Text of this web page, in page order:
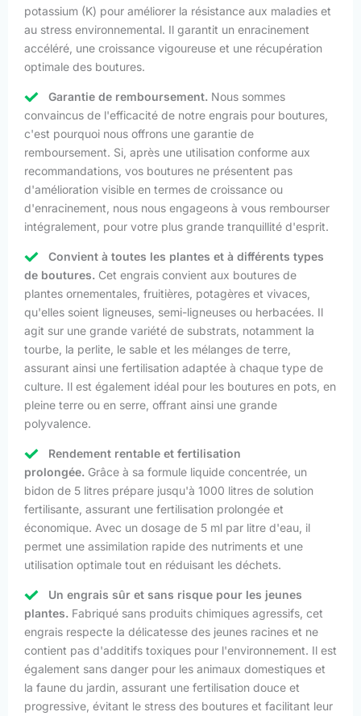
potassium (K) pour améliorer la résistance aux maladies et
au stress environnemental. Il garantit un enracinement
accéléré, une croissance vigoureuse et une récupération
optimale des boutures.
Garantie de remboursement. Nous sommes
convaincus de l'efficacité de notre engrais pour boutures,
c'est pourquoi nous offrons une garantie de
remboursement. Si, après une utilisation conforme aux
recommandations, vos boutures ne présentent pas
d'amélioration visible en termes de croissance ou
d'enracinement, nous nous engageons à vous rembourser
intégralement, pour votre plus grande tranquillité d'esprit.
Convient à toutes les plantes et à différents types
de boutures. Cet engrais convient aux boutures de
plantes ornementales, fruitières, potagères et vivaces,
qu'elles soient ligneuses, semi-ligneuses ou herbacées. Il
agit sur une grande variété de substrats, notamment la
tourbe, la perlite, le sable et les mélanges de terre,
assurant ainsi une fertilisation adaptée à chaque type de
culture. Il est également idéal pour les boutures en pots, en
pleine terre ou en serre, offrant ainsi une grande
polyvalence.
Rendement rentable et fertilisation
prolongée. Grâce à sa formule liquide concentrée, un
bidon de 5 litres prépare jusqu'à 1000 litres de solution
fertilisante, assurant une fertilisation prolongée et
économique. Avec un dosage de 5 ml par litre d'eau, il
permet une assimilation rapide des nutriments et une
utilisation optimale tout en réduisant les déchets.
Un engrais sûr et sans risque pour les jeunes
plantes. Fabriqué sans produits chimiques agressifs, cet
engrais respecte la délicatesse des jeunes racines et ne
contient pas d'additifs toxiques pour l'environnement. Il est
également sans danger pour les animaux domestiques et
la faune du jardin, assurant une fertilisation douce et
progressive, évitant le stress des boutures et facilitant leur